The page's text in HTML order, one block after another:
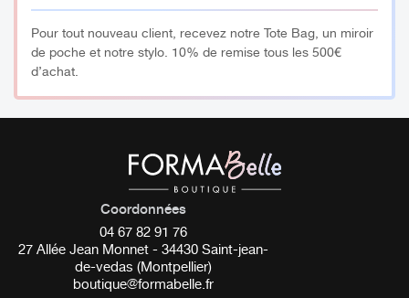
Pour tout nouveau client, recevez notre Tote Bag, un miroir
de poche et notre stylo. 10% de remise tous les 500€
d’achat.
Coordonnées
04 67 82 91 76
27 Allée Jean Monnet - 34430 Saint-jean-
de-vedas (Montpellier)
boutique@formabelle.fr